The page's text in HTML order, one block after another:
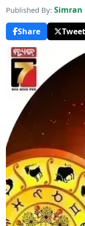
Published By: Simran
Share
Tweet